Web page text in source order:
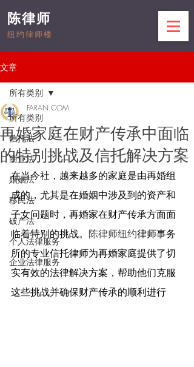
陈律师
纽约律师楼
文章
所有类别
信托法
商业法
婚姻法
移民法
破产法
个人法律服务
企业法律服务
所有类别
再婚家庭在财产传承中面临
的特别挑战及信托解决方案
FARAN.COM
在当今社，越来越多的家庭是由再婚组
成的，尤其是在婚姻中涉及到的资产和
子女问题时，再婚家在财产传承方面面
临着特别的挑战。 陈律师纽约律师事务
所的专业信托律师为再婚家庭提供了切
实有效的法律解决方案，帮助他们克服
这些挑战并确保财产传承的顺利进行